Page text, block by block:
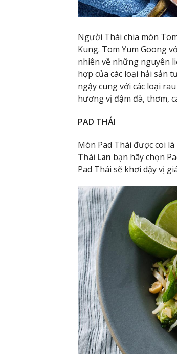
Người Thái chia món
Kung. Tom Yum Goong
nhiên về những nguyên
hợp của các loại hải sản
ngậy cung với các loại
hương vị đậm đà, thơm,
PAD THÁI
Món Pad Thái được coi
Thái Lan bạn hãy chọn
Pad Thái sẽ khơi dậy vị